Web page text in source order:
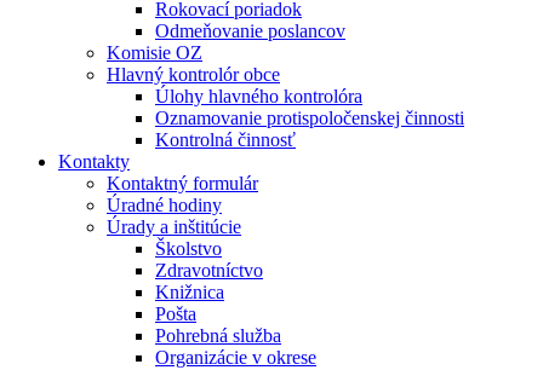
Rokovací poriadok
Odmeňovanie poslancov
Komisie OZ
Hlavný kontrolór obce
Úlohy hlavného kontrolóra
Oznamovanie protispoločenskej činnosti
Kontrolná činnosť
Kontakty
Kontaktný formulár
Úradné hodiny
Úrady a inštitúcie
Školstvo
Zdravotníctvo
Knižnica
Pošta
Pohrebná služba
Organizácie v okrese